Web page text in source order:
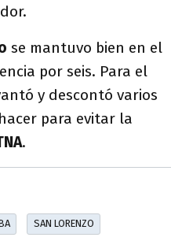
se mantuvo bien en el
por seis. Para el
y descontó varios
para evitar la
.
SAN LORENZO